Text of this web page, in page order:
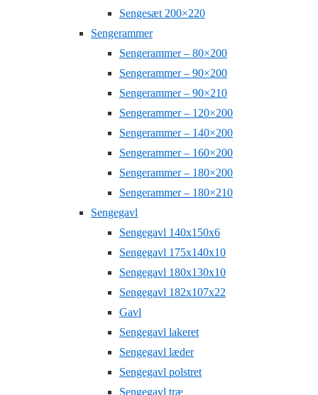
Sengesæt 200×220
Sengerammer
Sengerammer – 80×200
Sengerammer – 90×200
Sengerammer – 90×210
Sengerammer – 120×200
Sengerammer – 140×200
Sengerammer – 160×200
Sengerammer – 180×200
Sengerammer – 180×210
Sengegavl
Sengegavl 140x150x6
Sengegavl 175x140x10
Sengegavl 180x130x10
Sengegavl 182x107x22
Gavl
Sengegavl lakeret
Sengegavl læder
Sengegavl polstret
Sengegavl træ